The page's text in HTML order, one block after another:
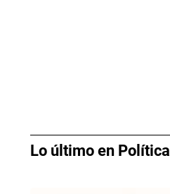
Lo último en Política